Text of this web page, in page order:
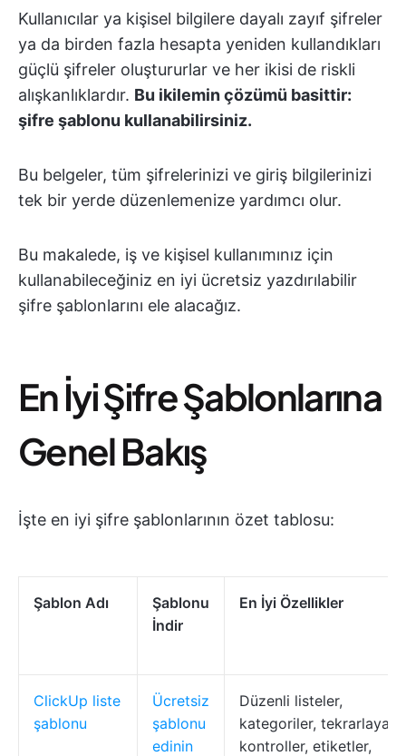
Kullanıcılar ya kişisel bilgilere dayalı zayıf şifreler
ya da birden fazla hesapta yeniden kullandıkları
güçlü şifreler oluştururlar ve her ikisi de riskli
alışkanlıklardır. Bu ikilemin çözümü basittir:
şifre şablonu kullanabilirsiniz.
Bu belgeler, tüm şifrelerinizi ve giriş bilgilerinizi
tek bir yerde düzenlemenize yardımcı olur.
Bu makalede, iş ve kişisel kullanımınız için
kullanabileceğiniz en iyi ücretsiz yazdırılabilir
şifre şablonlarını ele alacağız.
En İyi Şifre Şablonlarına
Genel Bakış
İşte en iyi şifre şablonlarının özet tablosu:
Şablon Adı
Şablonu
İndir
En İyi Özellikler
ClickUp liste
şablonu
Ücretsiz
şablonu
edinin
Düzenli listeler,
kategoriler, tekrarlayan
kontroller, etiketler,